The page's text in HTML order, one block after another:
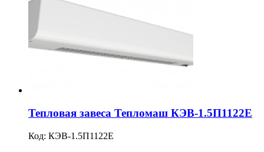
Тепловая завеса Тепломаш КЭВ-1.5П1122Е
Код: КЭВ-1.5П1122Е